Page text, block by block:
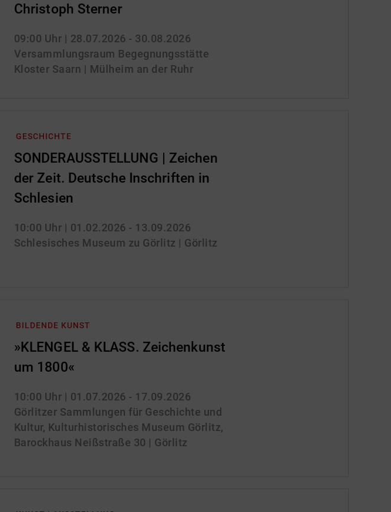
Christoph Sterner
09:00 Uhr | 28.07.2026 - 30.08.2026
Versammlungsraum Begegnungsstätte
Kloster Saarn | Mülheim an der Ruhr
GESCHICHTE
SONDERAUSSTELLUNG | Zeichen
der Zeit. Deutsche Inschriften in
Schlesien
10:00 Uhr | 01.02.2026 - 13.09.2026
Schlesisches Museum zu Görlitz | Görlitz
BILDENDE KUNST
»KLENGEL & KLASS. Zeichenkunst
um 1800«
10:00 Uhr | 01.07.2026 - 17.09.2026
Görlitzer Sammlungen für Geschichte und
Kultur, Kulturhistorisches Museum Görlitz,
Barockhaus Neißstraße 30 | Görlitz